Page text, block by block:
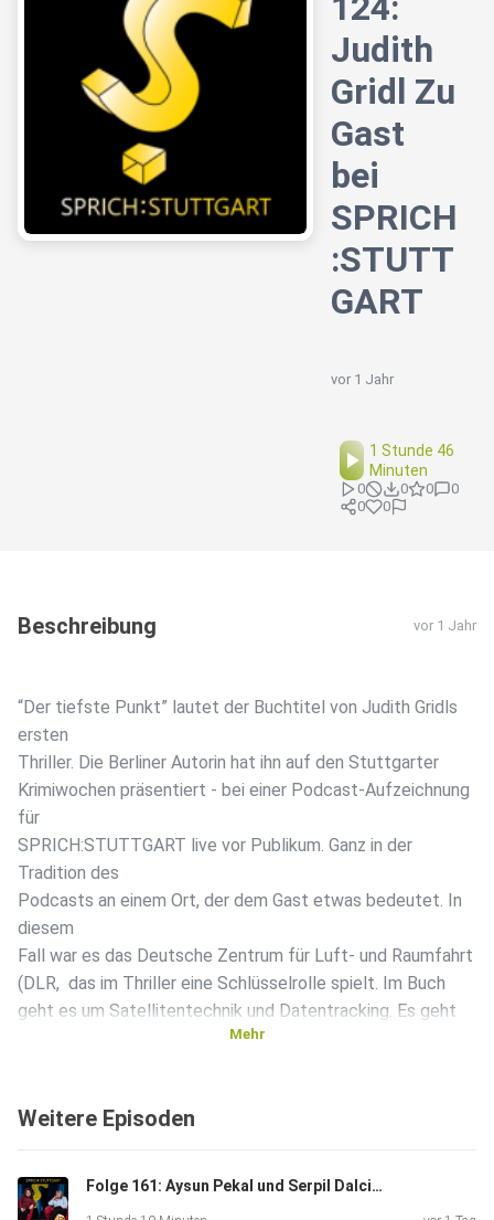
Judith
Gridl Zu
Gast
bei
SPRICH
:STUTT
GART
vor 1 Jahr
1 Stunde 46
Minuten
0 0 0
0
0
0
Beschreibung vor 1 Jahr
“Der tiefste Punkt” lautet der Buchtitel von Judith Gridls
ersten
Thriller. Die Berliner Autorin hat ihn auf den Stuttgarter
Krimiwochen präsentiert - bei einer Podcast-Aufzeichnung
für
SPRICH:STUTTGART live vor Publikum. Ganz in der
Tradition des
Podcasts an einem Ort, der dem Gast etwas bedeutet. In
diesem
Fall war es das Deutsche Zentrum für Luft- und Raumfahrt
(DLR, das im Thriller eine Schlüsselrolle spielt. Im Buch
geht es um Satellitentechnik und Datentracking. Es geht
Kenia und den Schutz der Elefanten dort. “Das
Jahres”, sortiert die Kritik ein. Für SPRICH:STUTTGART ist
es das
Mehr
Weitere Episoden
Folge 161: Aysun Pekal und Serpil Dalci zu Gast bei SPRICHSTUTTGART